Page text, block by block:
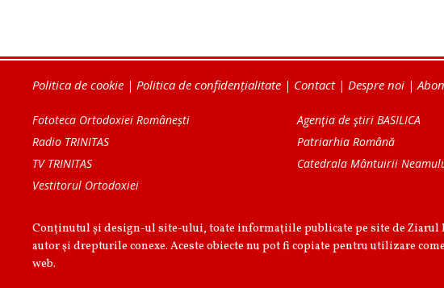
Politica de cookie | Politica de confidențialitate | Contact| Despre noi |
Fototeca Ortodoxiei Românești
Radio TRINITAS
TV TRINITAS
Vestitorul Ortodoxiei
Agenţia de ştiri BASILICA
Patriarhia Română
Catedrala Mântuirii
Conținutul și design-ul site-ului, toate informaţiile publicate pe site de
autor şi drepturile conexe. Aceste obiecte nu pot fi copiate pentru utilizare
web.